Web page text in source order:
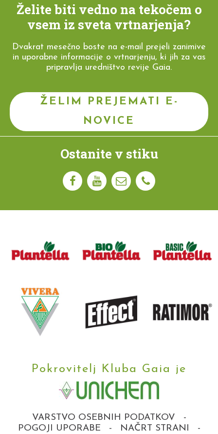
Želite biti vedno na tekočem o
vsem iz sveta vrtnarjenja?
Dvakrat mesečno boste na e-mail prejeli zanimive
in uporabne informacije o vrtnarjenju, ki jih za vas
pripravlja uredništvo revije Gaia.
ŽELIM PREJEMATI E-
NOVICE
Ostanite v stiku
Pokrovitelj Kluba Gaia je
VARSTVO OSEBNIH PODATKOV
-
POGOJI UPORABE
- NAČRT STRANI -